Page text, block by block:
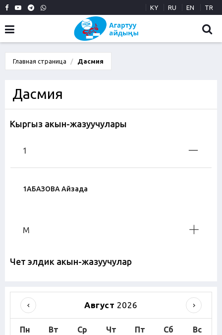
KY RU EN TR
Главная страница Дасмия
Дасмия
Кыргыз акын-жазуучулары
1
1АБАЗОВА Айзада
М
Чет элдик акын-жазуучулар
Август 2026
Пн Вт Ср Чт Пт Сб Вс